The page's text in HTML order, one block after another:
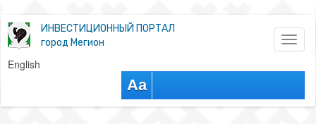
ИНВЕСТИЦИОННЫЙ ПОРТАЛ
город Мегион
English
Aa